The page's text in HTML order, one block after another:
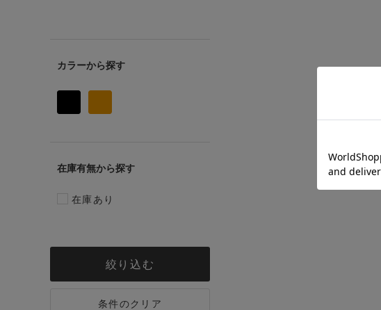
カラー
在庫有無
在庫あり
絞り込む
条件のクリア